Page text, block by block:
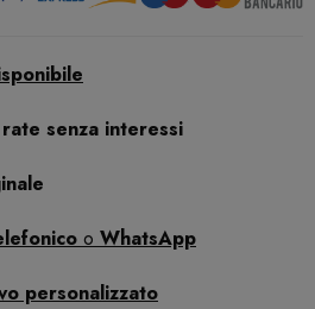
senza interessi
o WhatsApp
personalizzato